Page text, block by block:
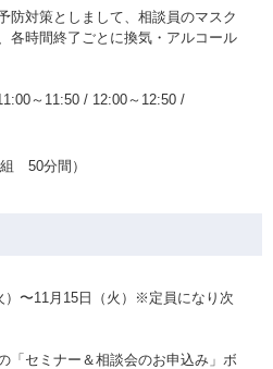
対策としまして、相談員のマスク
各時間終了ごとに換気・アルコール
～11:50 / 12:00～12:50 /
50分間）
）〜11月15日（火）※定員になり次
セミナー＆相談会のお申込み」ボ